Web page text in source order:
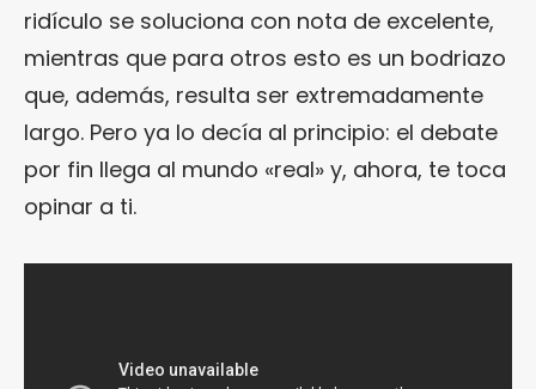
ridículo se soluciona con nota de excelente,
mientras que para otros esto es un bodriazo
que, además, resulta ser extremadamente
largo. Pero ya lo decía al principio: el debate
por fin llega al mundo «real» y, ahora, te toca
opinar a ti.